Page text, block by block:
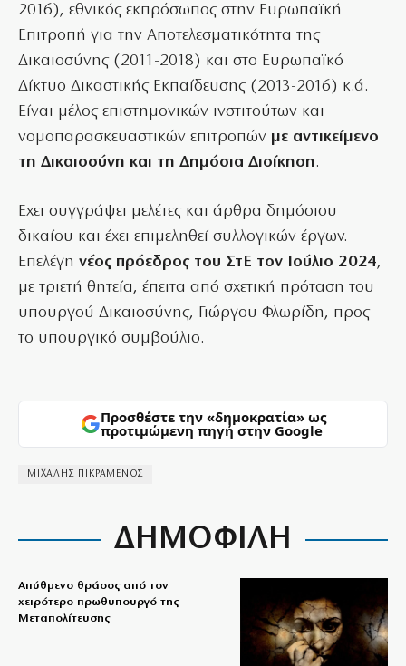
2016), εθνικός εκπρόσωπος στην Ευρωπαϊκή
Επιτροπή για την Αποτελεσματικότητα της
Δικαιοσύνης (2011-2018) και στο Ευρωπαϊκό
Δίκτυο Δικαστικής Εκπαίδευσης (2013-2016) κ.ά.
Είναι μέλος επιστημονικών ινστιτούτων και
νομοπαρασκευαστικών επιτροπών με αντικείμενο
τη Δικαιοσύνη και τη Δημόσια Διοίκηση.
Εχει συγγράψει μελέτες και άρθρα δημόσιου
δικαίου και έχει επιμεληθεί συλλογικών έργων.
Επελέγη νέος πρόεδρος του ΣτΕ τον Ιούλιο 2024,
με τριετή θητεία, έπειτα από σχετική πρόταση του
υπουργού Δικαιοσύνης, Γιώργου Φλωρίδη, προς
το υπουργικό συμβούλιο.
Προσθέστε την «δημοκρατία» ως
προτιμώμενη πηγή στην Google
ΜΙΧΑΛΗΣ ΠΙΚΡΑΜΕΝΟΣ
ΔΗΜΟΦΙΛΗ
Απύθμενο θράσος από τον
χειρότερο πρωθυπουργό της
Μεταπολίτευσης